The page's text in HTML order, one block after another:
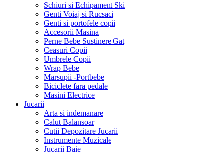
Schiuri si Echipament Ski
Genti Voiaj si Rucsaci
Genti si portofele copii
Accesorii Masina
Perne Bebe Sustinere Gat
Ceasuri Copii
Umbrele Copii
Wrap Bebe
Marsupii -Portbebe
Biciclete fara pedale
Masini Electrice
Jucarii
Arta si indemanare
Calut Balansoar
Cutii Depozitare Jucarii
Instrumente Muzicale
Jucarii Baie